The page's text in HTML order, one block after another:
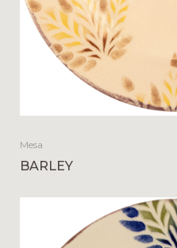
Mesa
BARLEY